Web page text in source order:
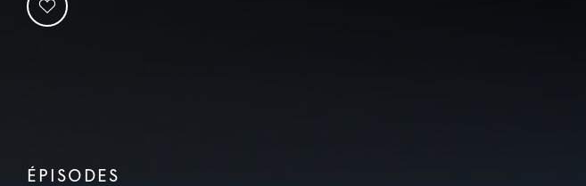
ÉPISODES